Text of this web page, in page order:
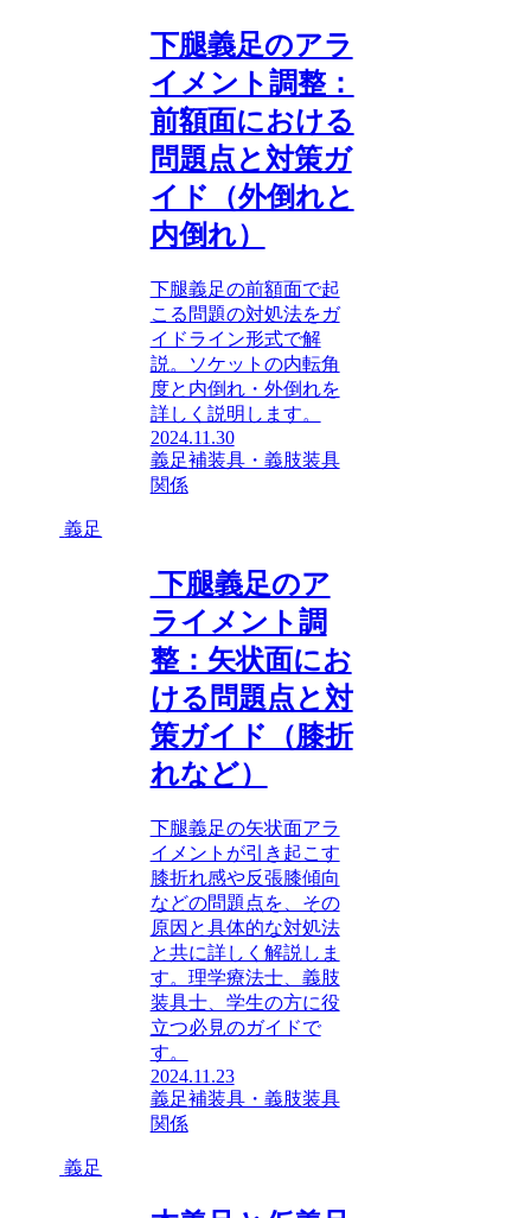
下腿義足のアラ
イメント調整：
前額面における
問題点と対策ガ
イド（外倒れと
内倒れ）
下腿義足の前額面で起
こる問題の対処法をガ
イドライン形式で解
説。ソケットの内転角
度と内倒れ・外倒れを
詳しく説明します。
2024.11.30
義足補装具・義肢装具
関係
義足
下腿義足のア
ライメント調
整：矢状面にお
ける問題点と対
策ガイド（膝折
れなど）
下腿義足の矢状面アラ
イメントが引き起こす
膝折れ感や反張膝傾向
などの問題点を、その
原因と具体的な対処法
と共に詳しく解説しま
す。理学療法士、義肢
装具士、学生の方に役
立つ必見のガイドで
す。
2024.11.23
義足補装具・義肢装具
関係
義足